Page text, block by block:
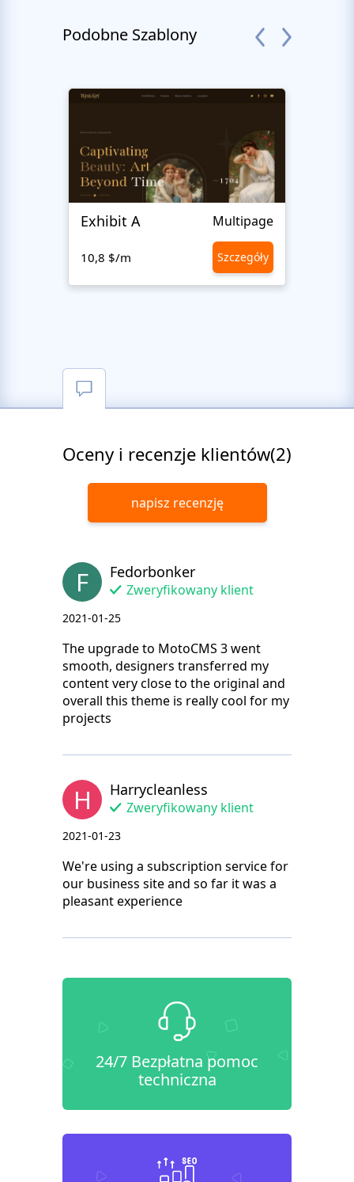
Podobne Szablony
Exhibit A Multipage
10,8 $/m Szczegóły
Oceny i recenzje klientów(2)
napisz recenzję
F Fedorbonker
Zweryfikowany klient
2021-01-25
The upgrade to MotoCMS 3 went
smooth, designers transferred my
content very close to the original and
overall this theme is really cool for my
projects
H Harrycleanless
Zweryfikowany klient
2021-01-23
We're using a subscription service for
our business site and so far it was a
pleasant experience
24/7 Bezpłatna pomoc
techniczna